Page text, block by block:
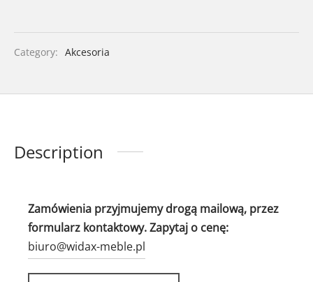
Category: Akcesoria
Description
Zamówienia przyjmujemy drogą mailową, przez
formularz kontaktowy. Zapytaj o cenę:
biuro@widax-meble.pl